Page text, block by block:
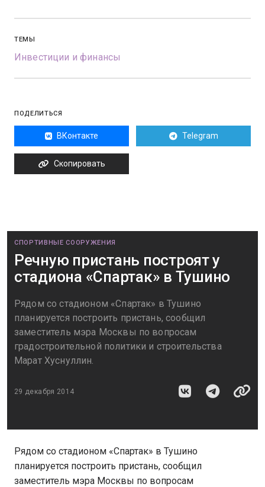
ТЕМЫ
Инвестиции и финансы
ПОДЕЛИТЬСЯ
ВКонтакте Telegram
Скопировать
СПОРТИВНЫЕ СООРУЖЕНИЯ
Речную пристань построят у
стадиона «Спартак» в Тушино
Рядом со стадионом «Спартак» в Тушино
планируется построить пристань, сообщил
заместитель мэра Москвы по вопросам
градостроительной политики и строительства
Марат Хуснуллин.
29 декабря 2014
Рядом со стадионом «Спартак» в Тушино
планируется построить пристань, сообщил
заместитель мэра Москвы по вопросам